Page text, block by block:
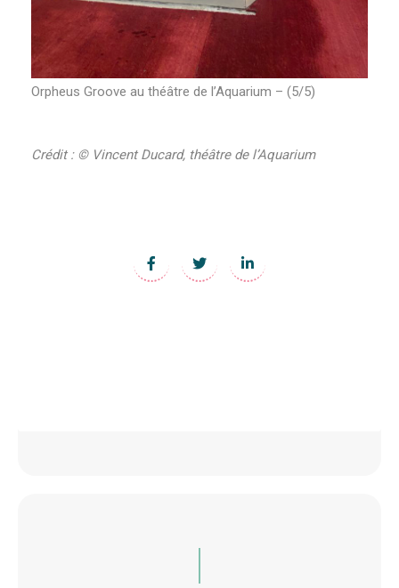
Orpheus Groove au théâtre de l’Aquarium – (5/5)
Crédit : ©Vincent Ducard, théâtre de l’Aquarium